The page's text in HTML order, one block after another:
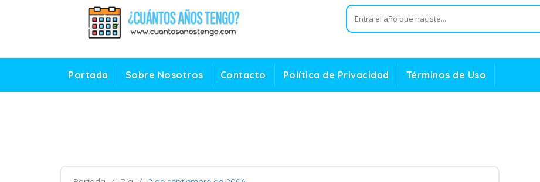
Portada Sobre Nosotros Contacto Política de Privacidad Términos de Uso